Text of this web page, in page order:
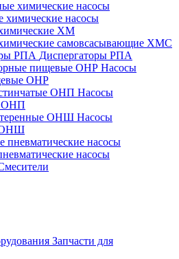
химические насосы
ХМ
самовсасывающие ХМС
Диспергаторы РПА
Насосы
ОНР
Насосы
ОНП
Насосы
ОНШ
насосы
Запчасти для